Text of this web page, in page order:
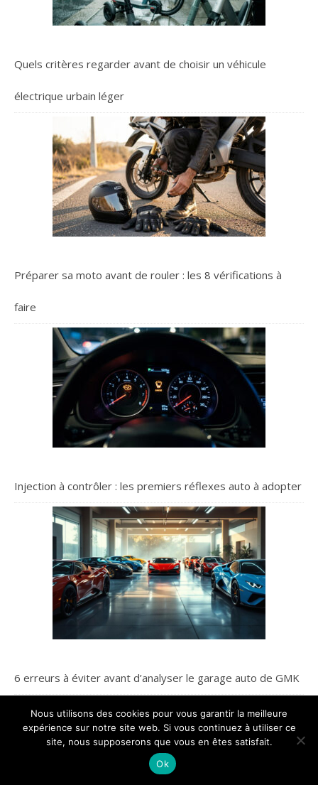
Quels critères regarder avant de choisir un véhicule
électrique urbain léger
Préparer sa moto avant de rouler : les 8 vérifications à
faire
Injection à contrôler : les premiers réflexes auto à adopter
6 erreurs à éviter avant d’analyser le garage auto de GMK
Accessoires Moto
Nous utilisons des cookies pour vous garantir la meilleure
expérience sur notre site web. Si vous continuez à utiliser ce
site, nous supposerons que vous en êtes satisfait.
Ok